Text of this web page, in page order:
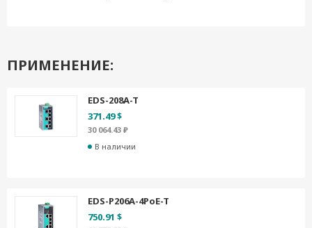
ПРИМЕНЕНИЕ:
EDS-208A-T
371.49 $
30 064.43 ₽
В наличии
EDS-P206A-4PoE-T
750.91 $